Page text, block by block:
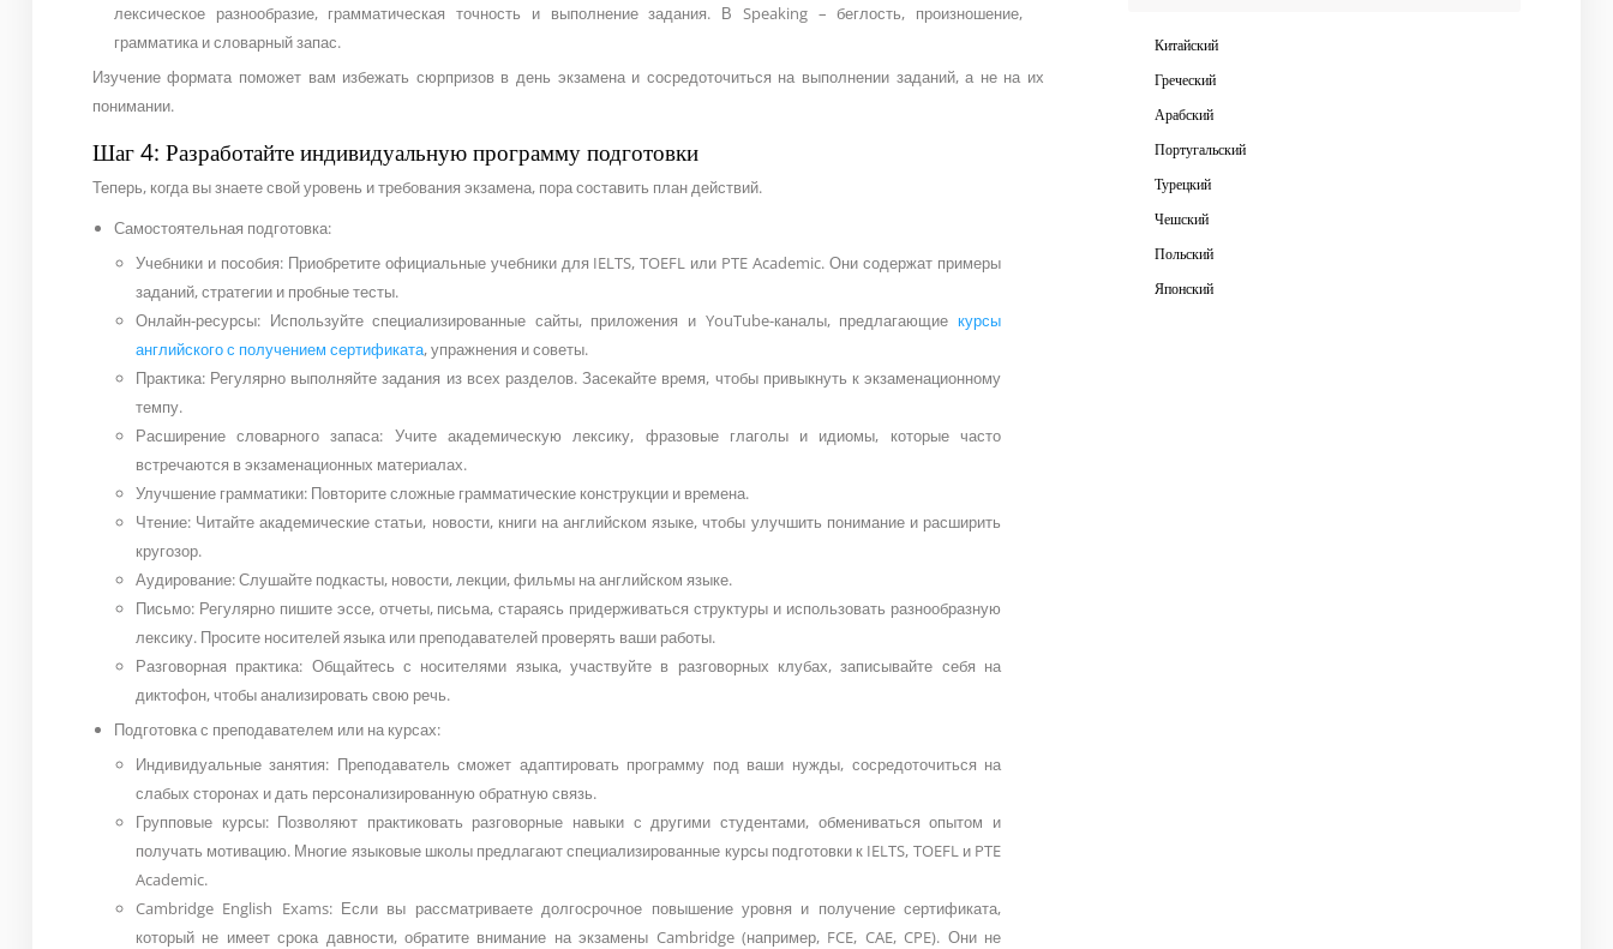
лексическое разнообразие, грамматическая точность и выполнение задания. В Speaking – беглость, произношение,
грамматика и словарный запас.
Изучение формата поможет вам избежать сюрпризов в день экзамена и сосредоточиться на выполнении заданий, а не на их
понимании.
Шаг 4: Разработайте индивидуальную программу подготовки
Теперь, когда вы знаете свой уровень и требования экзамена, пора составить план действий.
Самостоятельная подготовка:
Учебники и пособия: Приобретите официальные учебники для IELTS, TOEFL или PTE Academic. Они содержат примеры
заданий, стратегии и пробные тесты.
Онлайн-ресурсы: Используйте специализированные сайты, приложения и YouTube-каналы, предлагающиекурсы
английского с получением сертификата, упражнения и советы.
Практика: Регулярно выполняйте задания из всех разделов. Засекайте время, чтобы привыкнуть к экзаменационному
темпу.
Расширение словарного запаса: Учите академическую лексику, фразовые глаголы и идиомы, которые часто
встречаются в экзаменационных материалах.
Улучшение грамматики: Повторите сложные грамматические конструкции и времена.
Чтение: Читайте академические статьи, новости, книги на английском языке, чтобы улучшить понимание и расширить
кругозор.
Аудирование: Слушайте подкасты, новости, лекции, фильмы на английском языке.
Письмо: Регулярно пишите эссе, отчеты, письма, стараясь придерживаться структуры и использовать разнообразную
лексику. Просите носителей языка или преподавателей проверять ваши работы.
Разговорная практика: Общайтесь с носителями языка, участвуйте в разговорных клубах, записывайте себя на
диктофон, чтобы анализировать свою речь.
Подготовка с преподавателем или на курсах:
Индивидуальные занятия: Преподаватель сможет адаптировать программу под ваши нужды, сосредоточиться на
слабых сторонах и дать персонализированную обратную связь.
Групповые курсы: Позволяют практиковать разговорные навыки с другими студентами, обмениваться опытом и
получать мотивацию. Многие языковые школы предлагают специализированные курсы подготовки к IELTS, TOEFL и PTE
Academic.
Cambridge English Exams: Если вы рассматриваете долгосрочное повышение уровня и получение сертификата,
который не имеет срока давности, обратите внимание на экзамены Cambridge (например, FCE, CAE, CPE). Они не
Китайский
Греческий
Арабский
Португальский
Турецкий
Чешский
Польский
Японский